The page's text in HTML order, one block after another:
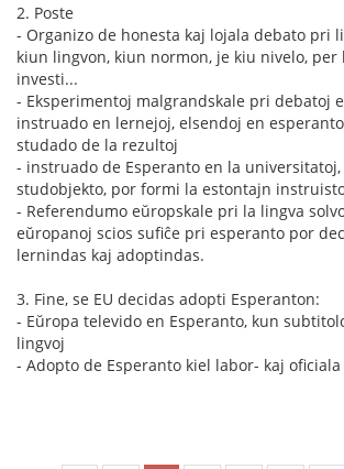
2. Poste
- Organizo de honesta kaj lojala debato pri
kiun lingvon, kiun normon, je kiu nivelo,
investi...
- Eksperimentoj malgrandskale pri debatoj
instruado en lernejoj, elsendoj en
studado de la rezultoj
- instruado de Esperanto en la
studobjekto, por formi la estontajn
- Referendumo eŭropskale pri la lingva
eŭropanoj scios sufiĉe pri esperanto por
lernindas kaj adoptindas.
3. Fine, se EU decidas adopti Esperanton:
- Eŭropa televido en Esperanto, kun
lingvoj
- Adopto de Esperanto kiel labor- kaj